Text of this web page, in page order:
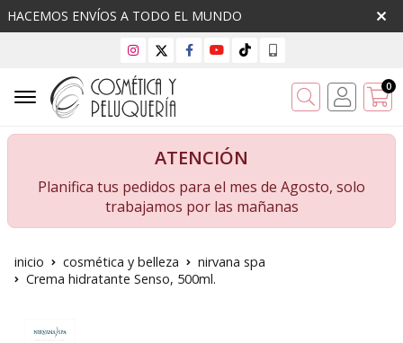
HACEMOS ENVÍOS A TODO EL MUNDO
Buscar 0
ATENCIÓN
Planifica tus pedidos para el mes de Agosto, solo
trabajamos por las mañanas
inicio cosmética y belleza
nirvana spa
Crema hidratante Senso, 500ml.